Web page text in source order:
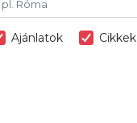
Ajánlatok Cikkek